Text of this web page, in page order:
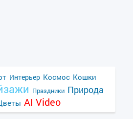
Интерьер Космос Кошки
Праздники Природа
AI Video